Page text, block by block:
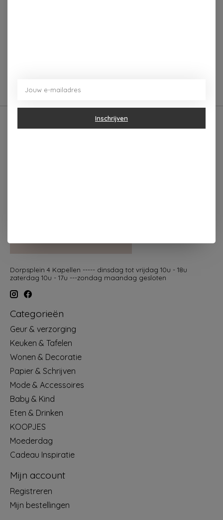
Dorpsplein 4 Kapellen ----- dinsdag tot vrijdag 10u - 18u
zaterdag 10u - 17u ---zondag maandag gesloten
Categorieën
Geur & verzorging
Keuken & Tafelen
Wonen & Decoratie
Papier & Schrijven
Mode & Accessoires
Baby & Kind
Eten & Drinken
KOOPJES
Moederdag
Cadeau Inspiratie
Mijn account
Registreren
Mijn bestellingen
Inschrijven